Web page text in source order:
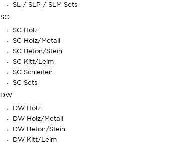
SL / SLP / SLM Sets
SC
SC Holz
SC Holz/Metall
SC Beton/Stein
SC Kitt/Leim
SC Schleifen
SC Sets
DW
DW Holz
DW Holz/Metall
DW Beton/Stein
DW Kitt/Leim